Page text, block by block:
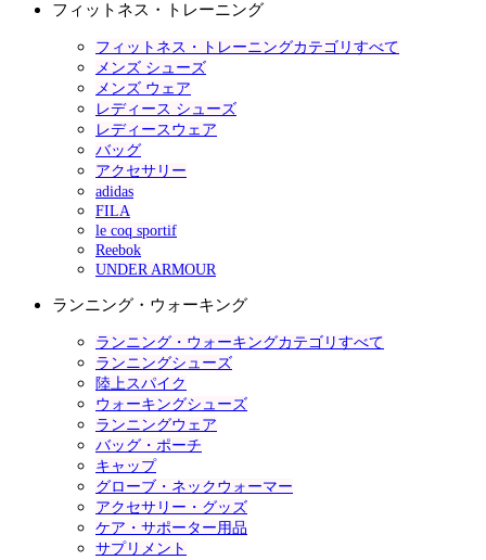
フィットネス・トレーニング
フィットネス・トレーニングカテゴリすべて
メンズ シューズ
メンズ ウェア
レディース シューズ
レディースウェア
バッグ
アクセサリー
adidas
FILA
le coq sportif
Reebok
UNDER ARMOUR
ランニング・ウォーキング
ランニング・ウォーキングカテゴリすべて
ランニングシューズ
陸上スパイク
ウォーキングシューズ
ランニングウェア
バッグ・ポーチ
キャップ
グローブ・ネックウォーマー
アクセサリー・グッズ
ケア・サポーター用品
サプリメント